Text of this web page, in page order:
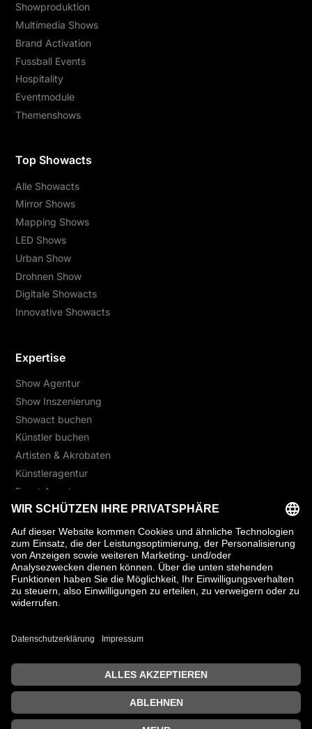
Showproduktion
Multimedia Shows
Brand Activation
Fussball Events
Hospitality
Eventmodule
Themenshows
Top Showacts
Alle Showacts
Mirror Shows
Mapping Shows
LED Shows
Urban Show
Drohnen Show
Digitale Showacts
Innovative Showacts
Expertise
Show Agentur
Show Inszenierung
Showact buchen
Künstler buchen
Artisten & Akrobaten
Künstleragentur
Event Agentur
Unique Freestyler
. Alle Rechte vorbehalten.
Suche
Impressum